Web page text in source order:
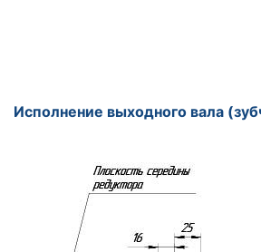
Исполнение выходного вала